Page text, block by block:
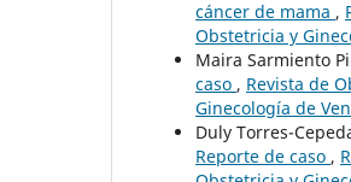
cáncer de mama ,
Obstetricia y
Maira Sarmiento
caso , Revista de
Ginecología de
Duly Torres-
Reporte de caso ,